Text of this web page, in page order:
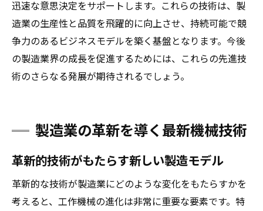
迅速な意思決定をサポートします。これらの技術は、製
造業の生産性と品質を飛躍的に向上させ、持続可能で競
争力のあるビジネスモデルを築く基盤となります。今後
の製造業界の成長を促進するためには、これらの先進技
術のさらなる発展が期待されるでしょう。
製造業の革新を導く最新機械技術
革新的技術がもたらす新しい製造モデル
革新的な技術が製造業にどのような変化をもたらすかを
考えると、工作機械の進化は非常に重要な要素です。特